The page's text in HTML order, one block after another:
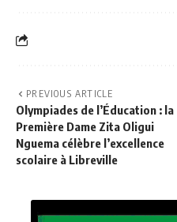
PREVIOUS ARTICLE
Olympiades de l’Éducation : la
Première Dame Zita Oligui
Nguema célèbre l’excellence
scolaire à Libreville